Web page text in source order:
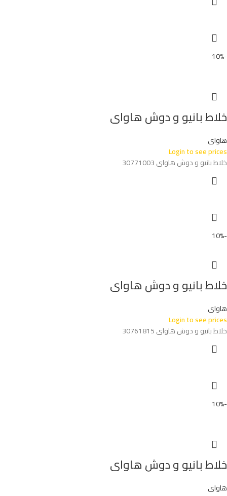
-10%
خلاط بانيو و دوش هاواى
هاواى
Login to see prices
خلاط بانيو و دوش هاواى 30771003
-10%
خلاط بانيو و دوش هاواى
هاواى
Login to see prices
خلاط بانيو و دوش هاواى 30761815
-10%
خلاط بانيو و دوش هاواى
هاواى